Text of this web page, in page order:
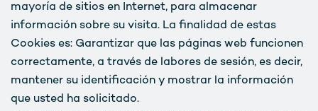
mayoría de sitios en Internet, para almacenar
información sobre su visita. La finalidad de estas
Cookies es: Garantizar que las páginas web funcionen
correctamente, a través de labores de sesión, es decir,
mantener su identificación y mostrar la información
que usted ha solicitado.